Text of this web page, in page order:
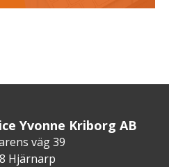
Yvonne Kriborg AB
väg 39
Hjärnarp